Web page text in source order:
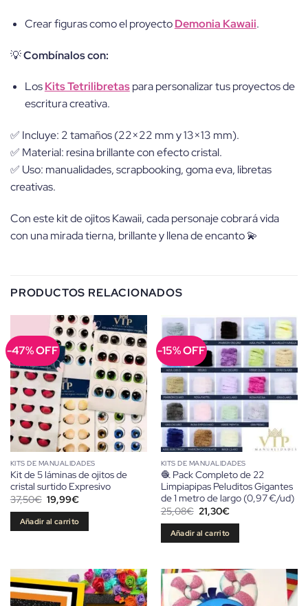
Crear figuras como el proyectoDemonia Kawaii.
💡Combínalos con:
LosKits Tetrilibretaspara personalizar tus proyectos de
escritura creativa.
✅ Incluye: 2 tamaños (22×22 mm y 13×13 mm).
✅ Material: resina brillante con efecto cristal.
✅ Uso: manualidades, scrapbooking, goma eva, libretas
creativas.
Con este kit de ojitos Kawaii, cada personaje cobrará vida
con una mirada tierna, brillante y llena de encanto 💫
PRODUCTOS RELACIONADOS
-47% OFF
KITS DE MANUALIDADES
Kit de 5 láminas de ojitos de
cristal surtido Expresivo
37,50€ El
precio
original
era:
37,50€.
19,99€El
es:
19,99€.
Añadir al carrito
-15% OFF
KITS DE MANUALIDADES
🧶 Pack Completo de 22
Limpiapipas Peluditos Gigantes
de 1 metro de largo (0,97 €/ud)
25,08€ El
precio
original
era:
25,08€.
21,30€El
es:
21,30€.
Añadir al carrito